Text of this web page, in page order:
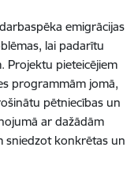
emigrācijas
lai padarītu
Projektu pieteicējiem
programmām jomā,
pētniecības un
ar dažādām
sniedzot konkrētas un